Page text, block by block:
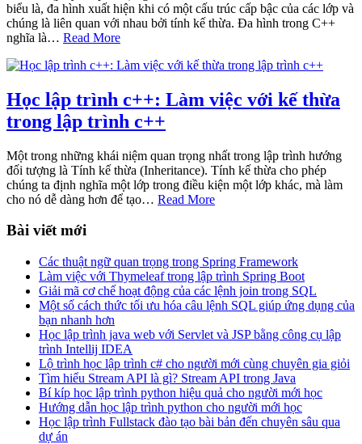
biểu là, đa hình xuất hiện khi có một cấu trúc cấp bậc của các lớp và
chúng là liên quan với nhau bởi tính kế thừa. Đa hình trong C++
nghĩa là… Read More
Học lập trình c++: Làm việc với kế thừa
trong lập trình c++
Một trong những khái niệm quan trọng nhất trong lập trình hướng
đối tượng là Tính kế thừa (Inheritance). Tính kế thừa cho phép
chúng ta định nghĩa một lớp trong điều kiện một lớp khác, mà làm
cho nó dễ dàng hơn để tạo… Read More
Bài viết mới
Các thuật ngữ quan trọng trong Spring Framework
Làm việc với Thymeleaf trong lập trình Spring Boot
Giải mã cơ chế hoạt động của các lệnh join trong SQL
Một số cách thức tối ưu hóa câu lệnh SQL giúp ứng dụng của
bạn nhanh hơn
Học lập trình java web với Servlet và JSP bằng công cụ lập
trình Intellij IDEA
Lộ trình học lập trình c# cho người mới cùng chuyên gia giỏi
Tìm hiểu Stream API là gì? Stream API trong Java
Bí kíp học lập trình python hiệu quả cho người mới học
Hướng dẫn học lập trình python cho người mới học
Học lập trình Fullstack đào tạo bài bản đến chuyên sâu qua
dự án